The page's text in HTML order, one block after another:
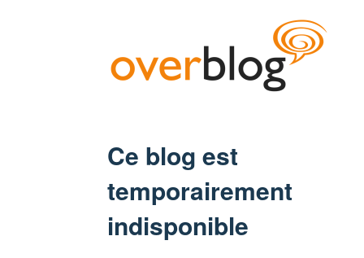
Ce blog est
temporairement
indisponible